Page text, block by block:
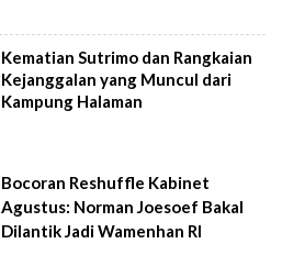
Kematian Sutrimo dan Rangkaian
Kejanggalan yang Muncul dari
Kampung Halaman
Bocoran Reshuffle Kabinet
Agustus: Norman Joesoef Bakal
Dilantik Jadi Wamenhan RI